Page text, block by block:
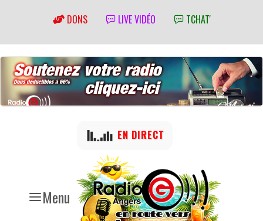
DONS LIVE VIDÉO TCHAT'
Menu
EN DIRECT